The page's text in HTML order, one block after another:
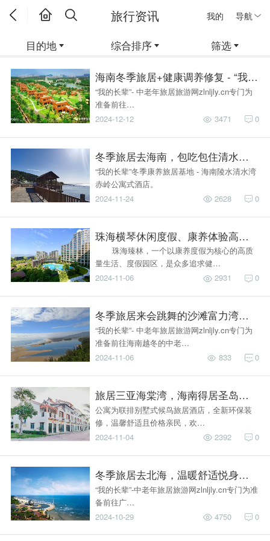
我的 导航
旅行资讯
目的地 综合排序 筛选
海南冬季旅居+健康调养修复 - “我的
“我的长辈”- 中老年旅居旅游网zlnljly.cn专门为
准备前往…
2024-12-12
0
3471
冬季旅居去海南，包吃包住清水湾！-
“我的长辈”冬季康养旅居基地 - 海南陵水清水湾
赤岭公寓式酒店。
2024-11-24
0
2628
珠海横琴休闲度假、康养体验高端旅
珠海臻林，一个以康养度假为核心的高质
量生活、度假园区，是众多追求健…
2024-11-06
0
2931
冬季旅居来会跳舞的沙滩富力湾，漫
“我的长辈”- 中老年旅居旅游网zlnljly.cn专门为
准备前往海南越冬的中老…
2024-11-06
0
833
旅居三亚海棠湾，海南得居圣岛候鸟
公寓为联排别墅式候鸟旅居酒店，全新环保装
修，温馨舒适且价格亲民，欢…
2024-11-04
0
2392
冬季旅居去北海，温暖舒适悦身心！-
“我的长辈”-中老年旅居旅游网zlnljly.cn专门为准
备前往广…
2024-10-29
0
4750